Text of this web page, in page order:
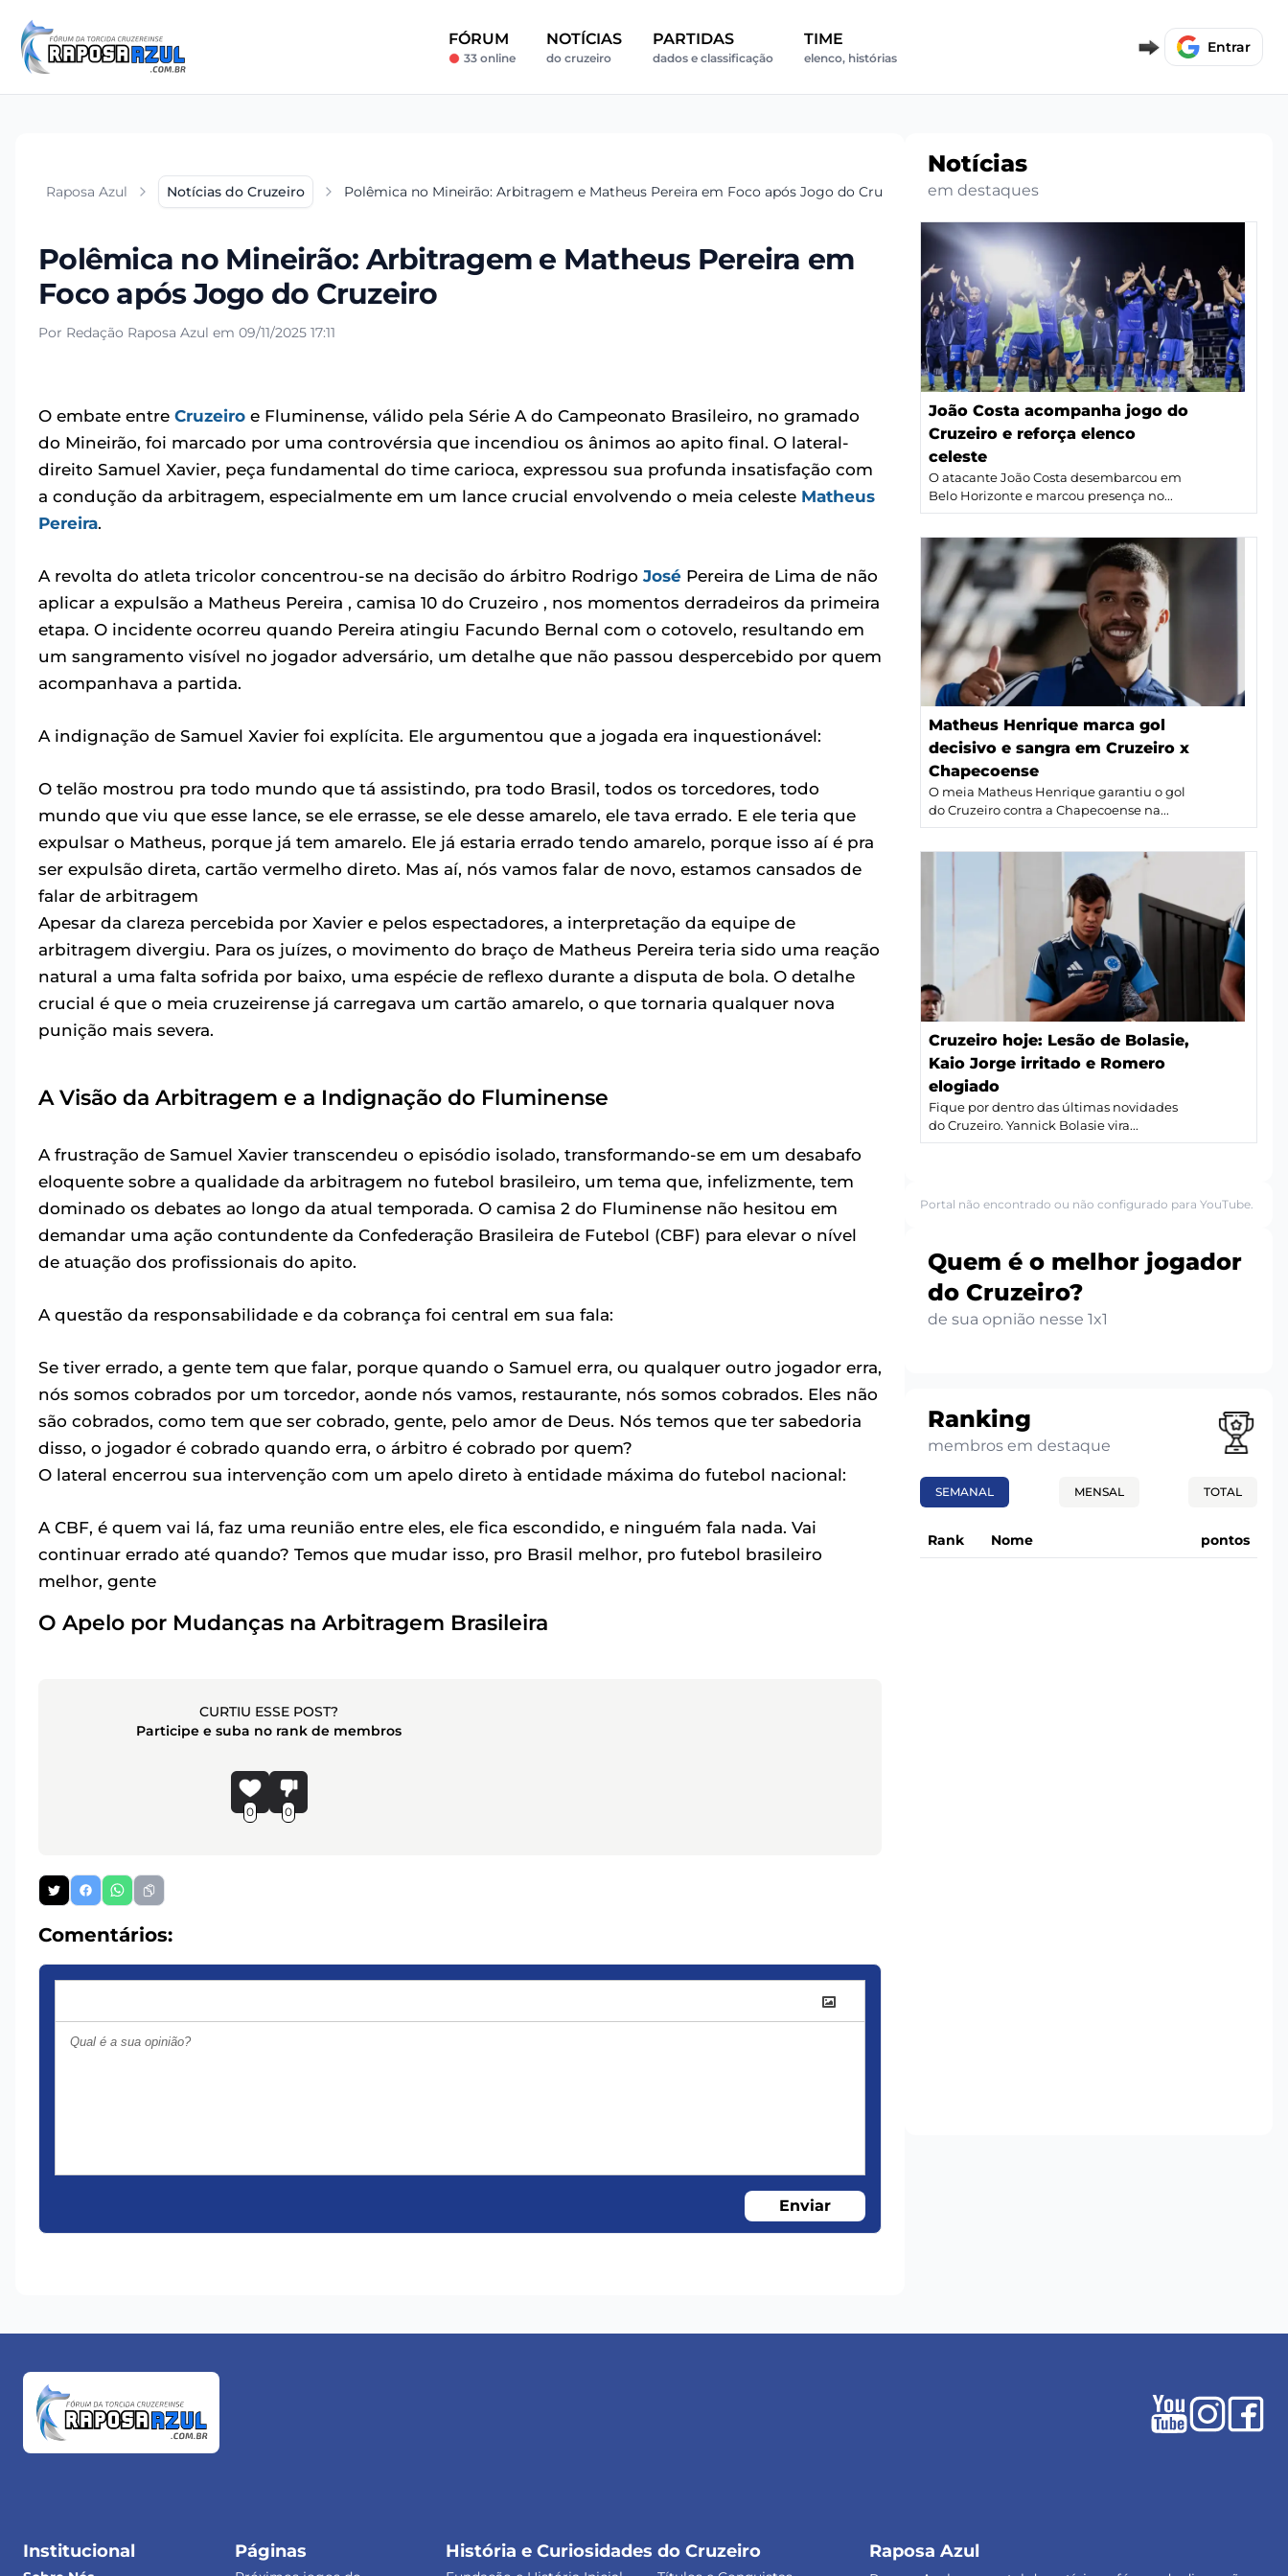
FÓRUM
33 online
NOTÍCIAS
do cruzeiro
PARTIDAS
dados e classificação
TIME
elenco, histórias
Entrar
Raposa Azul Notícias do Cruzeiro Polêmica no Mineirão: Arbitragem e Matheus Pereira em Foco após Jogo do Cruzeiro
Polêmica no Mineirão: Arbitragem e Matheus Pereira em
Foco após Jogo do Cruzeiro
Por Redação Raposa Azul em 09/11/2025 17:11
O embate entre Cruzeiro e Fluminense, válido pela Série A do Campeonato Brasileiro, no gramado
do Mineirão, foi marcado por uma controvérsia que incendiou os ânimos ao apito final. O lateral-
direito Samuel Xavier, peça fundamental do time carioca, expressou sua profunda insatisfação com
a condução da arbitragem, especialmente em um lance crucial envolvendo o meia celeste Matheus
Pereira.
A revolta do atleta tricolor concentrou-se na decisão do árbitro Rodrigo José Pereira de Lima de não
aplicar a expulsão a Matheus Pereira , camisa 10 do Cruzeiro , nos momentos derradeiros da primeira
etapa. O incidente ocorreu quando Pereira atingiu Facundo Bernal com o cotovelo, resultando em
um sangramento visível no jogador adversário, um detalhe que não passou despercebido por quem
acompanhava a partida.
A indignação de Samuel Xavier foi explícita. Ele argumentou que a jogada era inquestionável:
O telão mostrou pra todo mundo que tá assistindo, pra todo Brasil, todos os torcedores, todo
mundo que viu que esse lance, se ele errasse, se ele desse amarelo, ele tava errado. E ele teria que
expulsar o Matheus, porque já tem amarelo. Ele já estaria errado tendo amarelo, porque isso aí é pra
ser expulsão direta, cartão vermelho direto. Mas aí, nós vamos falar de novo, estamos cansados de
falar de arbitragem
Apesar da clareza percebida por Xavier e pelos espectadores, a interpretação da equipe de
arbitragem divergiu. Para os juízes, o movimento do braço de Matheus Pereira teria sido uma reação
natural a uma falta sofrida por baixo, uma espécie de reflexo durante a disputa de bola. O detalhe
crucial é que o meia cruzeirense já carregava um cartão amarelo, o que tornaria qualquer nova
punição mais severa.
A Visão da Arbitragem e a Indignação do Fluminense
A frustração de Samuel Xavier transcendeu o episódio isolado, transformando-se em um desabafo
eloquente sobre a qualidade da arbitragem no futebol brasileiro, um tema que, infelizmente, tem
dominado os debates ao longo da atual temporada. O camisa 2 do Fluminense não hesitou em
demandar uma ação contundente da Confederação Brasileira de Futebol (CBF) para elevar o nível
de atuação dos profissionais do apito.
A questão da responsabilidade e da cobrança foi central em sua fala:
Se tiver errado, a gente tem que falar, porque quando o Samuel erra, ou qualquer outro jogador erra,
nós somos cobrados por um torcedor, aonde nós vamos, restaurante, nós somos cobrados. Eles não
são cobrados, como tem que ser cobrado, gente, pelo amor de Deus. Nós temos que ter sabedoria
disso, o jogador é cobrado quando erra, o árbitro é cobrado por quem?
O lateral encerrou sua intervenção com um apelo direto à entidade máxima do futebol nacional:
A CBF, é quem vai lá, faz uma reunião entre eles, ele fica escondido, e ninguém fala nada. Vai
continuar errado até quando? Temos que mudar isso, pro Brasil melhor, pro futebol brasileiro
melhor, gente
O Apelo por Mudanças na Arbitragem Brasileira
CURTIU ESSE POST?
Participe e suba no rank de membros
0 0
Comentários:
Enviar
Notícias
em destaques
João Costa acompanha jogo do
Cruzeiro e reforça elenco
celeste
O atacante João Costa desembarcou em
Belo Horizonte e marcou presença no...
Matheus Henrique marca gol
decisivo e sangra em Cruzeiro x
Chapecoense
O meia Matheus Henrique garantiu o gol
do Cruzeiro contra a Chapecoense na...
Cruzeiro hoje: Lesão de Bolasie,
Kaio Jorge irritado e Romero
elogiado
Fique por dentro das últimas novidades
do Cruzeiro. Yannick Bolasie vira...
Portal não encontrado ou não configurado para YouTube.
Quem é o melhor jogador
do Cruzeiro?
de sua opnião nesse 1x1
Ranking
membros em destaque
SEMANAL MENSAL TOTAL
Rank Nome pontos
Institucional Páginas História e Curiosidades do Cruzeiro Raposa Azul